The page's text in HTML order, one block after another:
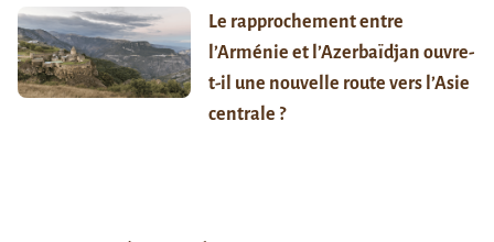
Le rapprochement entre
l’Arménie et l’Azerbaïdjan ouvre-
t-il une nouvelle route vers l’Asie
centrale ?